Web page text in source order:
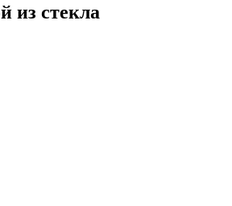
из стекла